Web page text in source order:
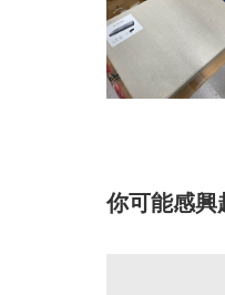
你可能感興